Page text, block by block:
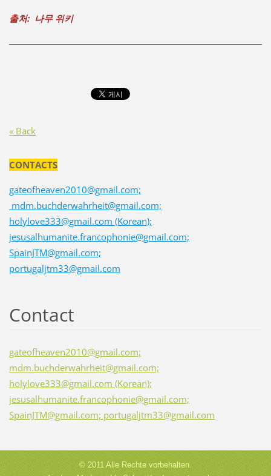
출처: 나무 위키
« Back
CONTACTS
gateofheaven2010@gmail.com;
mdm.buchderwahrheit@gmail.com;
holylove333@gmail.com (Korean);
jesusalhumanite.francophonie@gmail.com;
SpainJTM@gmail.com;
portugaljtm33@gmail.com
Contact
gateofheaven2010@gmail.com;
mdm.buchderwahrheit@gmail.com;
holylove333@gmail.com (Korean);
jesusalhumanite.francophonie@gmail.com;
SpainJTM@gmail.com; portugaljtm33@gmail.com
© 2011 Alle Rechte vorbehalten.